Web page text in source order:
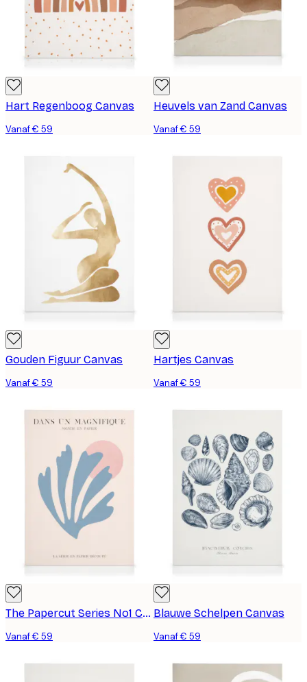
Hart Regenboog Canvas
Vanaf € 59
Heuvels van Zand Canvas
Vanaf € 59
Gouden Figuur Canvas
Vanaf € 59
Hartjes Canvas
Vanaf € 59
The Papercut Series No1 Canvas
Vanaf € 59
Blauwe Schelpen Canvas
Vanaf € 59